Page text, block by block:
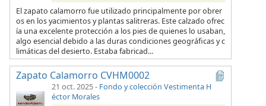
El zapato calamorro fue utilizado principalmente por obrer
os en los yacimientos y plantas salitreras. Este calzado ofrec
ía una excelente protección a los pies de quienes lo usaban,
algo esencial debido a las duras condiciones geográficas y c
limáticas del desierto. Estaba fabricad...
Zapato Calamorro CVHM0002
21 oct. 2025- Fondo y colección Vestimenta H
éctor Morales